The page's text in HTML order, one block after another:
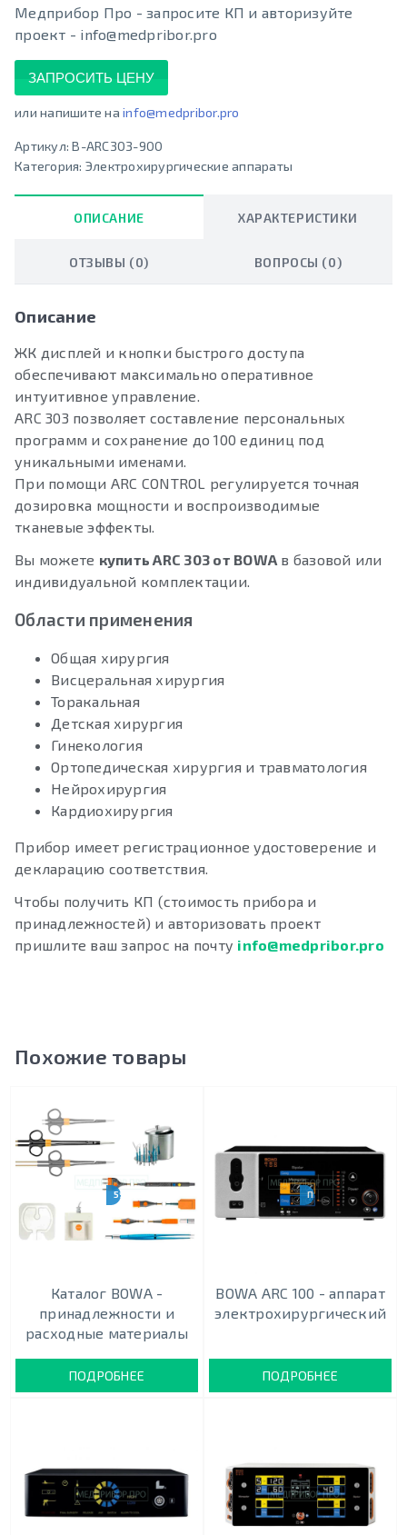
Медприбор Про - запросите КП и авторизуйте
проект - info@medpribor.pro
ЗАПРОСИТЬ ЦЕНУ
или напишите на info@medpribor.pro
Артикул:B-ARC303-900
Категория: Электрохирургические аппараты
ОПИСАНИЕ ХАРАКТЕРИСТИКИ
ОТЗЫВЫ (0) ВОПРОСЫ (0)
Описание
ЖК дисплей и кнопки быстрого доступа
обеспечивают максимально оперативное
интуитивное управление.
ARC 303 позволяет составление персональных
программ и сохранение до 100 единиц под
уникальными именами.
При помощи ARC CONTROL регулируется точная
дозировка мощности и воспроизводимые
тканевые эффекты.
Вы можете купить ARC 303 от BOWA в базовой или
индивидуальной комплектации.
Области применения
Общая хирургия
Висцеральная хирургия
Торакальная
Детская хирургия
Гинекология
Ортопедическая хирургия и травматология
Нейрохирургия
Кардиохирургия
Прибор имеет регистрационное удостоверение и
декларацию соответствия.
Чтобы получить КП (стоимость прибора и
принадлежностей) и авторизовать проект
пришлите ваш запрос на почту info@medpribor.pro
Похожие товары
591 НАИМЕНОВАНИЕ
Каталог BOWA -
принадлежности и
расходные материалы
ПОДРОБНЕЕ
ПЯТЬ РЕЖИМОВ
BOWA ARC 100 - аппарат
электрохирургический
ПОДРОБНЕЕ